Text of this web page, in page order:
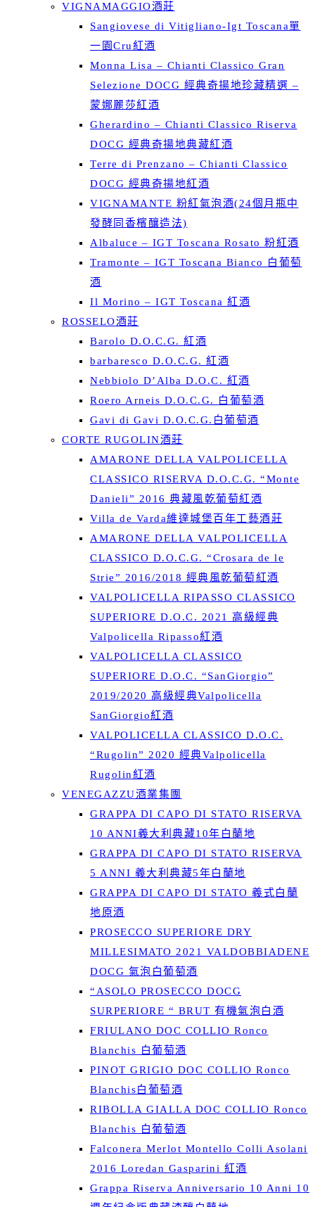
VIGNAMAGGIO酒莊
Sangiovese di Vitigliano-Igt Toscana單
一園Cru紅酒
Monna Lisa – Chianti Classico Gran
Selezione DOCG 經典奇揚地珍藏精選 –
蒙娜麗莎紅酒
Gherardino – Chianti Classico Riserva
DOCG 經典奇揚地典藏紅酒
Terre di Prenzano – Chianti Classico
DOCG 經典奇揚地紅酒
VIGNAMANTE 粉紅氣泡酒(24個月瓶中
發酵同香檳釀造法)
Albaluce – IGT Toscana Rosato 粉紅酒
Tramonte – IGT Toscana Bianco 白葡萄
酒
Il Morino – IGT Toscana 紅酒
ROSSELO酒莊
Barolo D.O.C.G. 紅酒
barbaresco D.O.C.G. 紅酒
Nebbiolo D’Alba D.O.C. 紅酒
Roero Arneis D.O.C.G. 白葡萄酒
Gavi di Gavi D.O.C.G.白葡萄酒
CORTE RUGOLIN酒莊
AMARONE DELLA VALPOLICELLA
CLASSICO RISERVA D.O.C.G. “Monte
Danieli” 2016 典藏風乾葡萄紅酒
Villa de Varda維達城堡百年工藝酒莊
AMARONE DELLA VALPOLICELLA
CLASSICO D.O.C.G. “Crosara de le
Strie” 2016/2018 經典風乾葡萄紅酒
VALPOLICELLA RIPASSO CLASSICO
SUPERIORE D.O.C. 2021 高級經典
Valpolicella Ripasso紅酒
VALPOLICELLA CLASSICO
SUPERIORE D.O.C. “SanGiorgio”
2019/2020 高級經典Valpolicella
SanGiorgio紅酒
VALPOLICELLA CLASSICO D.O.C.
“Rugolin” 2020 經典Valpolicella
Rugolin紅酒
VENEGAZZU酒業集團
GRAPPA DI CAPO DI STATO RISERVA
10 ANNI義大利典藏10年白蘭地
GRAPPA DI CAPO DI STATO RISERVA
5 ANNI 義大利典藏5年白蘭地
GRAPPA DI CAPO DI STATO 義式白蘭
地原酒
PROSECCO SUPERIORE DRY
MILLESIMATO 2021 VALDOBBIADENE
DOCG 氣泡白葡萄酒
“ASOLO PROSECCO DOCG
SURPERIORE “ BRUT 有機氣泡白酒
FRIULANO DOC COLLIO Ronco
Blanchis 白葡萄酒
PINOT GRIGIO DOC COLLIO Ronco
Blanchis白葡萄酒
RIBOLLA GIALLA DOC COLLIO Ronco
Blanchis 白葡萄酒
Falconera Merlot Montello Colli Asolani
2016 Loredan Gasparini 紅酒
Grappa Riserva Anniversario 10 Anni 10